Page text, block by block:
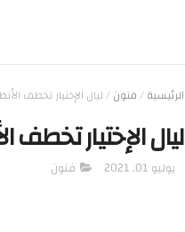
الرئيسية/فنون/ليال الإختيار تخطف
ليال الإختيار تخطف
يوليو 01, 2021 فنون